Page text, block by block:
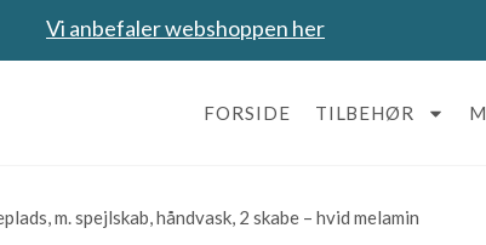
Vi anbefaler webshoppen her
FORSIDE TILBEHØR
m. spejlskab, håndvask, 2 skabe – hvid melamin